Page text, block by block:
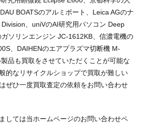
BOATSのアルミボート、Leica AGのナ
、uniVのAI研究用パソコン Deep
ソリンエンジン JC-1612KB、信濃電機の
、DAIHENのエアプラズマ切断機 M-
品も買取をさせていただくことが可能な
的なリサイクルショップで買取が難しい
ぜひ一度買取査定の依頼をお問い合わせ
しては当ホームページのお問い合わせペ